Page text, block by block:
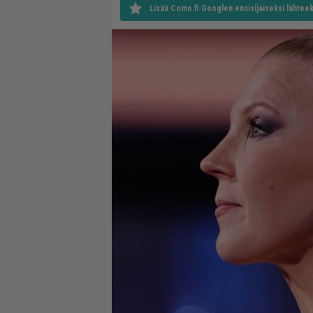
Lisää Como.fi Googlen ensisijaiseksi